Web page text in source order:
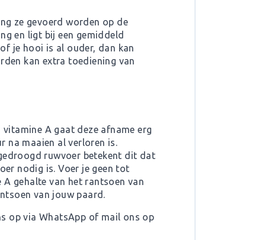
ze gevoerd worden op de
en ligt bij een gemiddeld
je hooi is al ouder, dan kan
kan extra toediening van
A gaat deze afname erg
na maaien al verloren is.
ruwvoer betekent dit dat
nodig is. Voer je geen tot
gehalte van het rantsoen van
van jouw paard.
op via WhatsApp of mail ons op